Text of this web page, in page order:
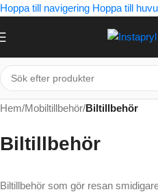
Hoppa till navigering Hoppa till
Hem/Mobiltillbehör/Biltillbehör
Biltillbehör
Biltillbehör som gör resan